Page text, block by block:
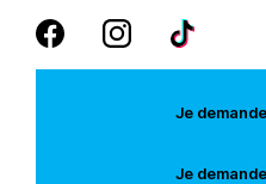
Je
Je